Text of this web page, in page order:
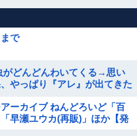
で
がどんどんわいてくる→思い
やっぱり『アレ』が出てきた
ーカイブ ねんどろいど「百
早瀬ユウカ(再販)」ほか【発